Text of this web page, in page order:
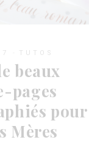
TUTOS
beaux
pages
Mères